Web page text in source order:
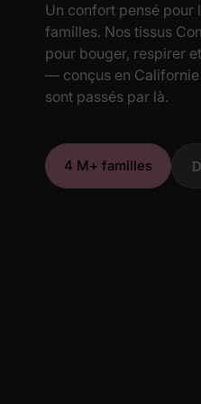
Un confort pensé pour
familles. Nos tissus
pour bouger, respirer
— conçus en
sont passés par là.
4 M+ familles